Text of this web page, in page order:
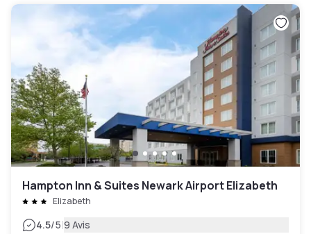
Hampton Inn & Suites Newark Airport Elizabeth
Elizabeth
4.5/5|9 Avis